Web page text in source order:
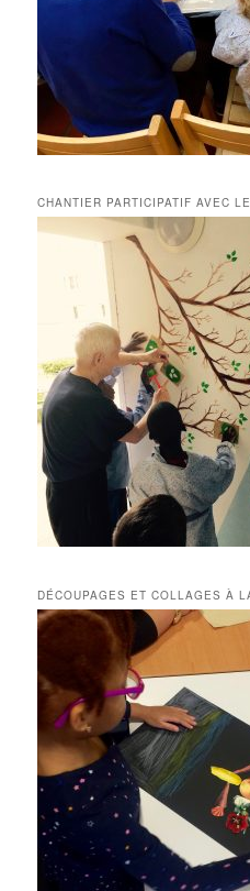
CHANTIER PARTICIPATIF AVEC
DÉCOUPAGES ET COLLAGES À